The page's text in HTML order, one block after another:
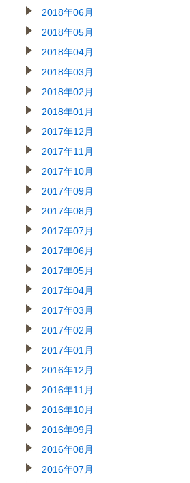
2018年06月
2018年05月
2018年04月
2018年03月
2018年02月
2018年01月
2017年12月
2017年11月
2017年10月
2017年09月
2017年08月
2017年07月
2017年06月
2017年05月
2017年04月
2017年03月
2017年02月
2017年01月
2016年12月
2016年11月
2016年10月
2016年09月
2016年08月
2016年07月